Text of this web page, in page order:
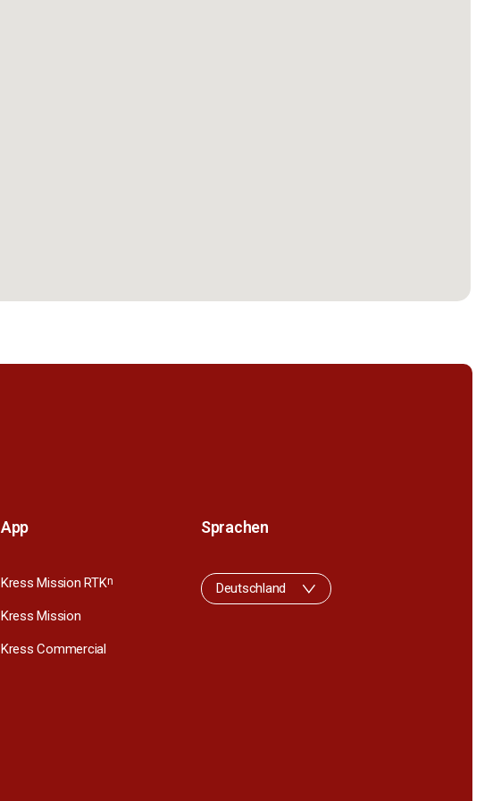
App
Kress Mission RTKn
Kress Mission
Kress Commercial
Sprachen
Deutschland